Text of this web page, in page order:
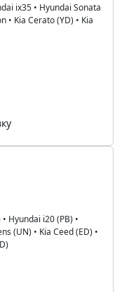
ix35 • Hyundai Sonata
• Kia Cerato (YD) • Kia
• Hyundai i20 (PB) •
(UN) • Kia Ceed (ED) •